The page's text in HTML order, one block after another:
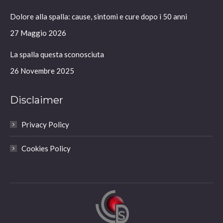
new
window
new
window
new
window
new
window
Dolore alla spalla: cause, sintomi e cure dopo i 50 anni
27 Maggio 2026
La spalla questa sconosciuta
26 Novembre 2025
Disclaimer
Privacy Policy
Cookies Policy